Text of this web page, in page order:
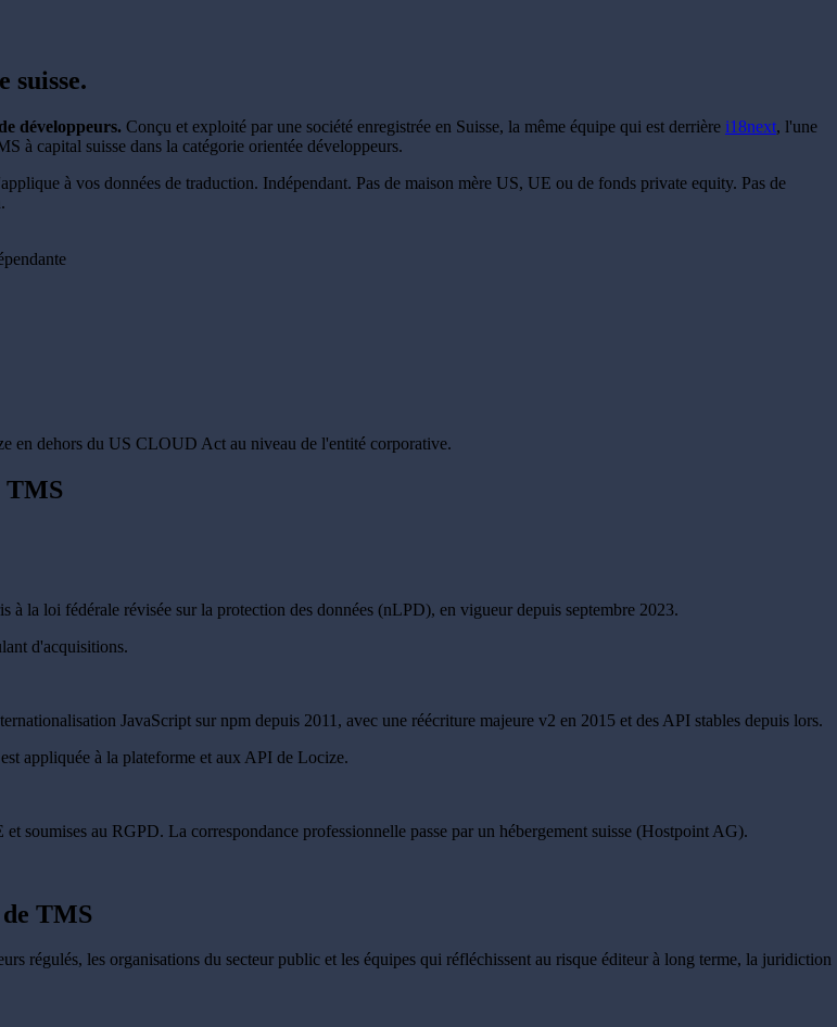
suisse.
développeurs. Conçu et exploité par une société enregistrée en Suisse, la même équipe qui est derrière i18next, l'une
à capital suisse dans la catégorie orientée développeurs.
à vos données de traduction. Indépendant. Pas de maison mère US, UE ou de fonds private equity. Pas de
en dehors du US CLOUD Act au niveau de l'entité corporative.
TMS
à la loi fédérale révisée sur la protection des données (nLPD), en vigueur depuis septembre 2023.
d'acquisitions.
JavaScript sur npm depuis 2011, avec une réécriture majeure v2 en 2015 et des API stables depuis lors.
appliquée à la plateforme et aux API de Locize.
soumises au RGPD. La correspondance professionnelle passe par un hébergement suisse (Hostpoint AG).
TMS
régulés, les organisations du secteur public et les équipes qui réfléchissent au risque éditeur à long terme, la juridiction